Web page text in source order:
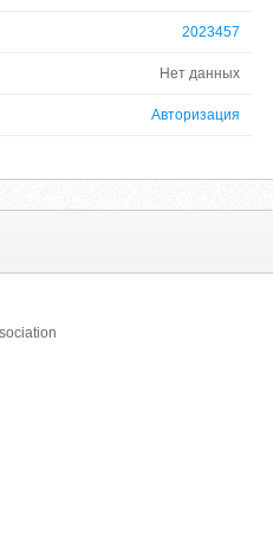
2023457
Нет данных
Авторизация